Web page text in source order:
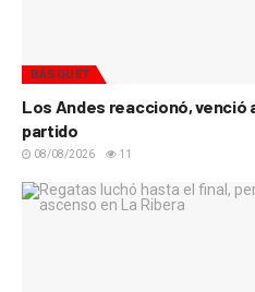
BÁSQUET
Los Andes reaccionó, venció
partido
08/08/2026 11